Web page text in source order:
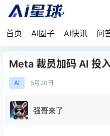
首页 AI圈子 AI快讯 问
Meta 裁员加码 AI 投
AI 5月 20日
强哥来了